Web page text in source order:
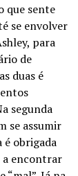
que sente
se envolver
para
de
duas é
segunda
se assumir
é obrigada
a encontrar